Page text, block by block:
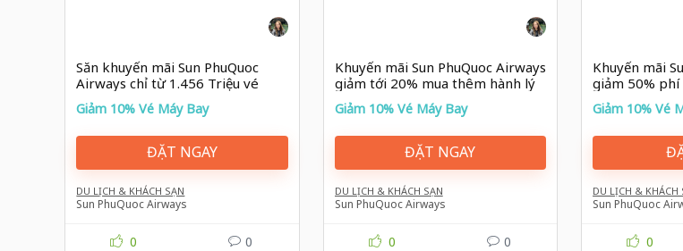
Săn khuyến mãi Sun PhuQuoc
Airways chỉ từ 1.456 Triệu vé
máy bay Phú Quốc – Bangkok
Giảm 10% Vé Máy Bay
ĐẶT NGAY
DU LỊCH & KHÁCH SẠN
Sun PhuQuoc Airways
0 0
Khuyến mãi Sun PhuQuoc Airways
giảm tới 20% mua thêm hành lý
ký gửi bay đi Thành Đô
Giảm 10% Vé Máy Bay
ĐẶT NGAY
DU LỊCH & KHÁCH SẠN
Sun PhuQuoc Airways
0 0
Khuyến mãi
giảm 50% phí
khi bay Hà
Seoul
Giảm 10% Vé
DU LỊCH & KHÁCH
Sun PhuQuoc
0